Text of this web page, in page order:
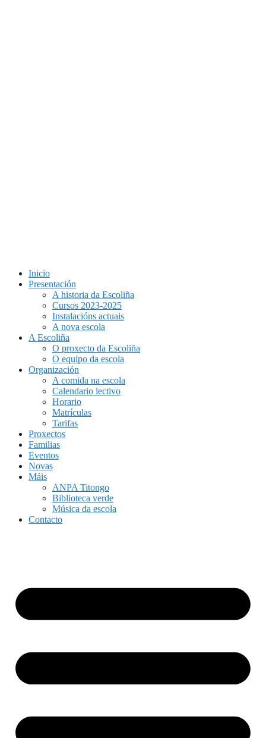
Inicio
Presentación
A historia da Escoliña
Cursos 2023-2025
Instalacións actuais
A nova escola
A Escoliña
O proxecto da Escoliña
O equipo da escola
Organización
A comida na escola
Calendario lectivo
Horario
Matrículas
Tarifas
Proxectos
Familias
Eventos
Novas
Máis
ANPA Titongo
Biblioteca verde
Música da escola
Contacto